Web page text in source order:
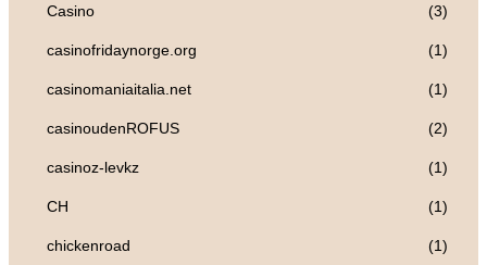
Casino (3)
casinofridaynorge.org (1)
casinomaniaitalia.net (1)
casinoudenROFUS (2)
casinoz-levkz (1)
CH (1)
chickenroad (1)